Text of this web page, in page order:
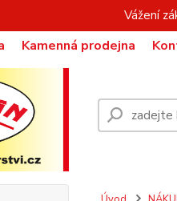
Vážení
Kamenná prodejna